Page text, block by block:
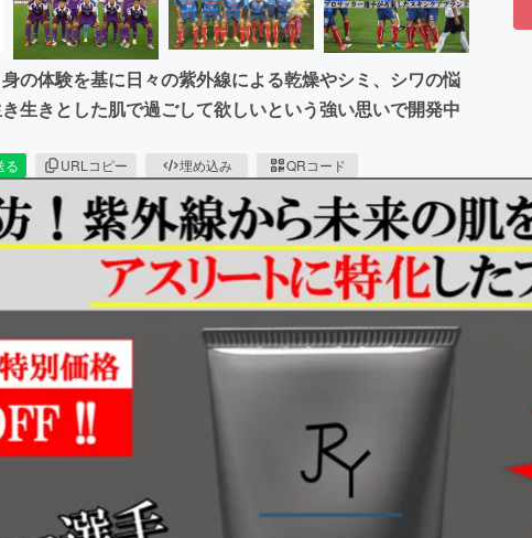
の体験を基に日々の紫外線による乾燥やシミ、シワの悩
生きとした肌で過ごして欲しいという強い思いで開発中
る URLコピー 埋め込み QRコード